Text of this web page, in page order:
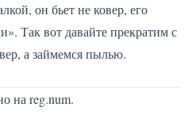
он бьет не ковер, его
Так вот давайте прекратим с
а займемся пылью.
на reg.num.